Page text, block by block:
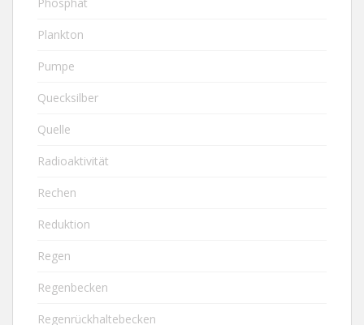
Plankton
Pumpe
Quecksilber
Quelle
Radioaktivität
Rechen
Reduktion
Regen
Regenbecken
Regenrückhaltebecken